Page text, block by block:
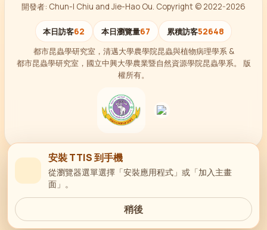
開發者: Chun-I Chiu and Jie-Hao Ou. Copyright © 2022-2026
本日訪客62 本日瀏覽量67 累積訪客52648
都市昆蟲學研究室，清邁大學農學院昆蟲與植物病理學系 &
都市昆蟲學研究室，國立中興大學農業暨自然資源學院昆蟲學系。 版
權所有。
安裝 TTIS 到手機
從瀏覽器選單選擇「安裝應用程式」或「加入主畫
面」。
稍後